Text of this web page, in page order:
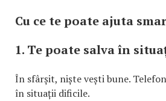
Cu ce te poate ajuta
1. Te poate salva în
În sfârșit, niște vești bune.
în situații dificile.